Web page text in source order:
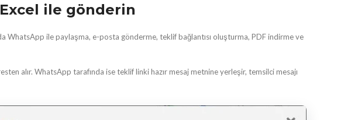
ile gönderin
WhatsApp ile paylaşma, e-posta gönderme, teklif bağlantısı oluşturma, PDF indirme ve
alır. WhatsApp tarafında ise teklif linki hazır mesaj metnine yerleşir, temsilci mesajı